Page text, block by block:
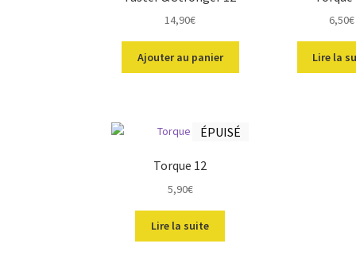
14,90€
Ajouter au panier
6,50€
Lire la
ÉPUISÉ
Torque 12
5,90€
Lire la suite